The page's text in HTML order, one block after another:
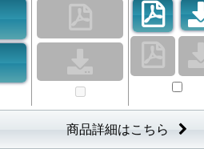
商品詳細はこちら